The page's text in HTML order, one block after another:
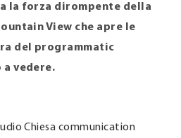
la forza dirompente della
View che apre le
del programmatic
vedere.
Chiesa communication